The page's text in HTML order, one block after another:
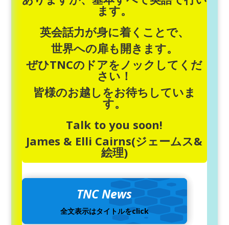
ます。
英会話力が身に着くことで、
世界への扉も開きます。
ぜひTNCのドアをノックしてくだ
さい！
皆様のお越しをお待ちしていま
す。
Talk to you soon!
James & Elli Cairns(ジェームス&
絵理)
TNC News
全文表示はタイ トルをclick